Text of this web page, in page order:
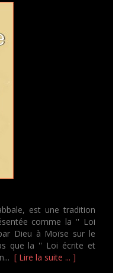
est une tradition
comme la '' Loi
Dieu à Moïse sur le
que la '' Loi écrite et
[ Lire la suite ... ]